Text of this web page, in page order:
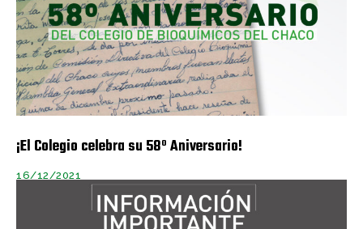
¡El Colegio celebra su 58º Aniversario!
16/12/2021